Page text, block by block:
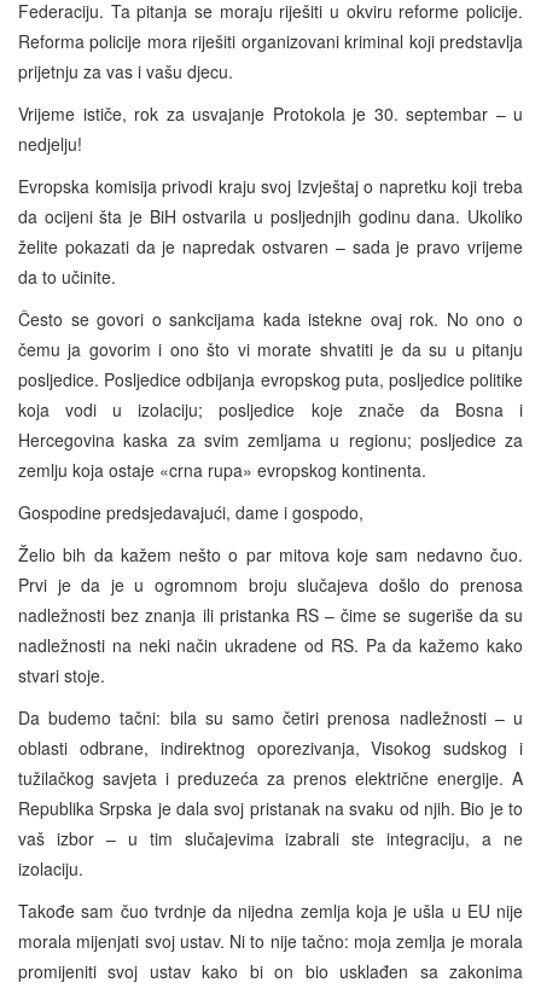
Federaciju. Ta pitanja se moraju riješiti u okviru reforme policije.
Reforma policije mora riješiti organizovani kriminal koji predstavlja
prijetnju za vas i vašu djecu.
Vrijeme ističe, rok za usvajanje Protokola je 30. septembar – u
nedjelju!
Evropska komisija privodi kraju svoj Izvještaj o napretku koji treba
da ocijeni šta je BiH ostvarila u posljednjih godinu dana. Ukoliko
želite pokazati da je napredak ostvaren – sada je pravo vrijeme
da to učinite.
Često se govori o sankcijama kada istekne ovaj rok. No ono o
čemu ja govorim i ono što vi morate shvatiti je da su u pitanju
posljedice. Posljedice odbijanja evropskog puta, posljedice politike
koja vodi u izolaciju; posljedice koje znače da Bosna i
Hercegovina kaska za svim zemljama u regionu; posljedice za
zemlju koja ostaje «crna rupa» evropskog kontinenta.
Gospodine predsjedavajući, dame i gospodo,
Želio bih da kažem nešto o par mitova koje sam nedavno čuo.
Prvi je da je u ogromnom broju slučajeva došlo do prenosa
nadležnosti bez znanja ili pristanka RS – čime se sugeriše da su
nadležnosti na neki način ukradene od RS. Pa da kažemo kako
stvari stoje.
Da budemo tačni: bila su samo četiri prenosa nadležnosti – u
oblasti odbrane, indirektnog oporezivanja, Visokog sudskog i
tužilačkog savjeta i preduzeća za prenos električne energije. A
Republika Srpska je dala svoj pristanak na svaku od njih. Bio je to
vaš izbor – u tim slučajevima izabrali ste integraciju, a ne
izolaciju.
Takođe sam čuo tvrdnje da nijedna zemlja koja je ušla u EU nije
morala mijenjati svoj ustav. Ni to nije tačno: moja zemlja je morala
promijeniti svoj ustav kako bi on bio usklađen sa zakonima